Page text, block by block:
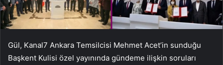
Gül, Kanal7 Ankara Temsilcisi Mehmet Acet’in sunduğu
Başkent Kulisi özel yayınında gündeme ilişkin soruları